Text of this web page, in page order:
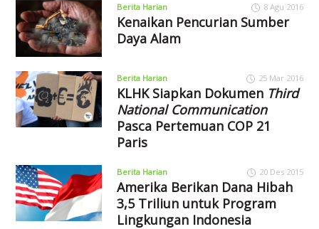
Berita Harian 8 Agu 2016
Kenaikan Pencurian Sumber
Daya Alam
Berita Harian 25 Mar 2016
KLHK Siapkan Dokumen Third
National Communication
Pasca Pertemuan COP 21
Paris
Berita Harian 20 Des 2015
Amerika Berikan Dana Hibah
3,5 Triliun untuk Program
Lingkungan Indonesia